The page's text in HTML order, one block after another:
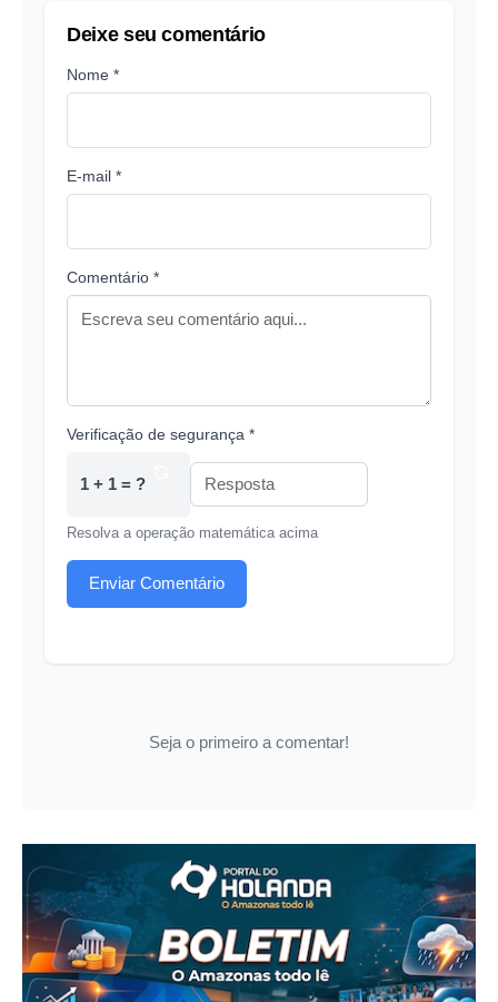
Deixe seu comentário
Nome *
E-mail *
Comentário *
Verificação de segurança *
1 + 1 = ?
Resolva a operação matemática acima
Enviar Comentário
Seja o primeiro a comentar!